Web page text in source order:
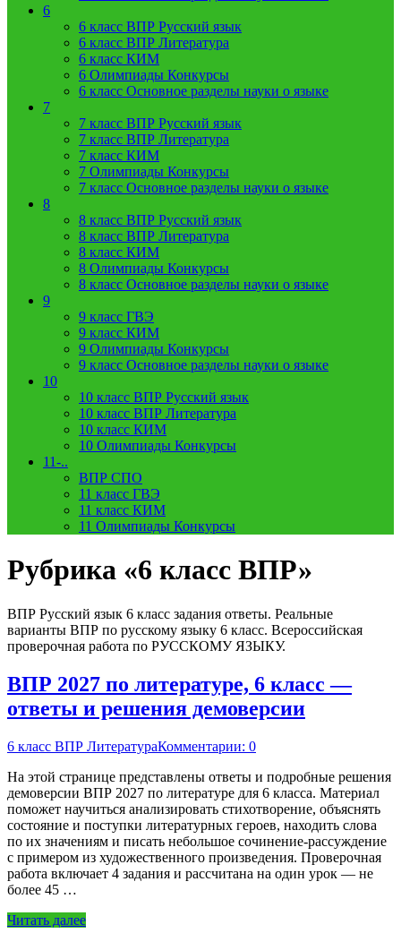
6
6 класс ВПР Русский язык
6 класс ВПР Литература
6 класс КИМ
6 Олимпиады Конкурсы
6 класс Основное разделы науки о языке
7
7 класс ВПР Русский язык
7 класс ВПР Литература
7 класс КИМ
7 Олимпиады Конкурсы
7 класс Основное разделы науки о языке
8
8 класс ВПР Русский язык
8 класс ВПР Литература
8 класс КИМ
8 Олимпиады Конкурсы
8 класс Основное разделы науки о языке
9
9 класс ГВЭ
9 класс КИМ
9 Олимпиады Конкурсы
9 класс Основное разделы науки о языке
10
10 класс ВПР Русский язык
10 класс ВПР Литература
10 класс КИМ
10 Олимпиады Конкурсы
11-..
ВПР СПО
11 класс ГВЭ
11 класс КИМ
11 Олимпиады Конкурсы
Рубрика «6 класс ВПР»
ВПР Русский язык 6 класс задания ответы. Реальные
варианты ВПР по русскому языку 6 класс. Всероссийская
проверочная работа по РУССКОМУ ЯЗЫКУ.
ВПР 2027 по литературе, 6 класс —
ответы и решения демоверсии
6 класс ВПР ЛитератураКомментарии: 0
На этой странице представлены ответы и подробные решения
демоверсии ВПР 2027 по литературе для 6 класса. Материал
поможет научиться анализировать стихотворение, объяснять
состояние и поступки литературных героев, находить слова
по их значениям и писать небольшое сочинение-рассуждение
с примером из художественного произведения. Проверочная
работа включает 4 задания и рассчитана на один урок — не
более 45 …
Читать далее